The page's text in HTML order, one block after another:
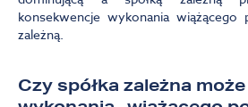
konsekwencje wykonania wiążącego
zależną.
Czy spółka zależna